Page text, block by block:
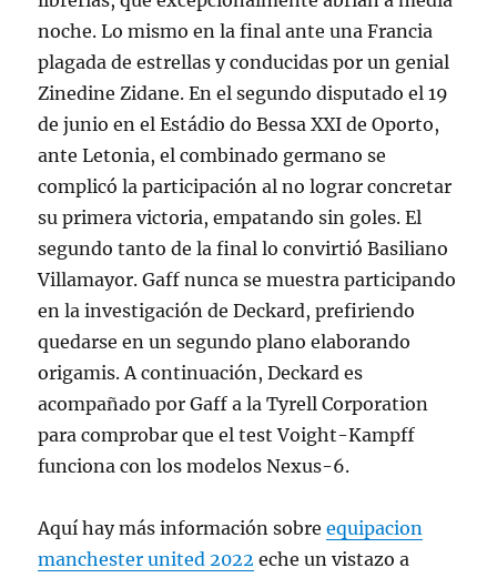
noche. Lo mismo en la final ante una Francia
plagada de estrellas y conducidas por un genial
Zinedine Zidane. En el segundo disputado el 19
de junio en el Estádio do Bessa XXI de Oporto,
ante Letonia, el combinado germano se
complicó la participación al no lograr concretar
su primera victoria, empatando sin goles. El
segundo tanto de la final lo convirtió Basiliano
Villamayor. Gaff nunca se muestra participando
en la investigación de Deckard, prefiriendo
quedarse en un segundo plano elaborando
origamis. A continuación, Deckard es
acompañado por Gaff a la Tyrell Corporation
para comprobar que el test Voight-Kampff
funciona con los modelos Nexus-6.
Aquí hay más información sobreequipacion
manchester united 2022 eche un vistazo a